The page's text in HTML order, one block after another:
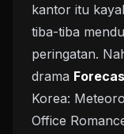
kantor itu
tiba-tiba
peringatan.
drama
Korea:
Office